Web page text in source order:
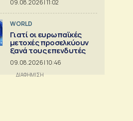
09.08.2026 | 11:02
WORLD
Γιατί οι ευρωπαϊκές
μετοχές προσελκύουν
ξανά τους επενδυτές
09.08.2026 | 10:46